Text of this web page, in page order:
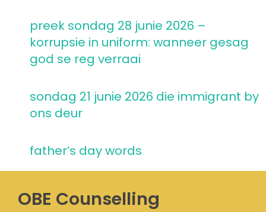
preek sondag 28 junie 2026 –
korrupsie in uniform: wanneer gesag
god se reg verraai
sondag 21 junie 2026 die immigrant by
ons deur
father’s day words
OBE Counselling